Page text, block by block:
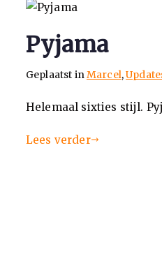
Pyjama
Geplaatst inMarcel,
Helemaal sixties stijl.
Lees verder